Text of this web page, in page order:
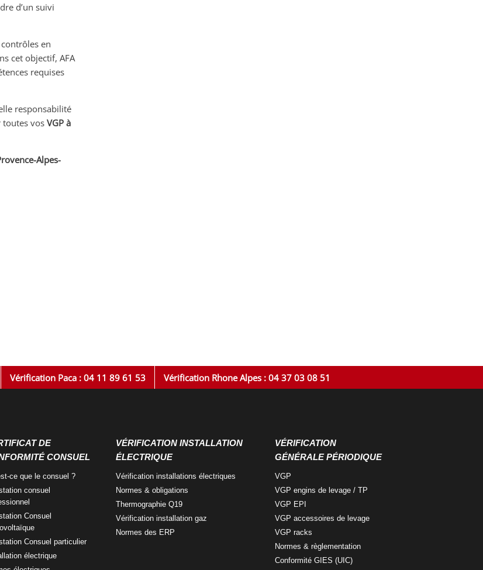
d’un suivi
en
cet objectif, AFA
requises
responsabilité
toutes vos VGP à
Alpes-
Vérification Paca : 04 11 89 61 53 Vérification Rhone Alpes : 04 37 03 08 51
DE
CONSUEL
ce que le consuel ?
consuel
Consuel
Consuel particulier
électrique
VÉRIFICATION INSTALLATION
ÉLECTRIQUE
Vérification installationsélectriques
Normes& obligations
ThermographieQ19
Vérificationinstallation gaz
Normesdes ERP
VÉRIFICATION
GÉNÉRALE PÉRIODIQUE
VGP
VGP engins de levage / TP
VGP EPI
VGP accessoires de levage
VGP racks
Normes & règlementation
Conformité GIES (UIC)